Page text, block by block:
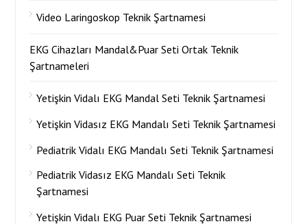
Video Laringoskop Teknik Şartnamesi
EKG Cihazları Mandal&Puar Seti Ortak Teknik
Şartnameleri
Yetişkin Vidalı EKG Mandal Seti Teknik Şartnamesi
Yetişkin Vidasız EKG Mandalı Seti Teknik Şartnamesi
Pediatrik Vidalı EKG Mandalı Seti Teknik Şartnamesi
Pediatrik Vidasız EKG Mandalı Seti Teknik
Şartnamesi
Yetişkin Vidalı EKG Puar Seti Teknik Şartnamesi